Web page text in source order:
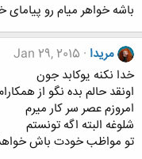
باشه خواهر میام رو
مریدا Jan 29, 2015
خدا نکنه یوکابد جون
اونقد حالم بده نگو از
امروزم عصر سر کار میرم
شلوغه البته اگه تونستم
تو مواظب خودت باش